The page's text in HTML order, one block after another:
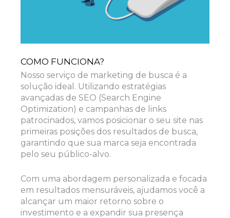
COMO FUNCIONA?
Nosso serviço de marketing de busca é a
solução ideal. Utilizando estratégias
avançadas de SEO (Search Engine
Optimization) e campanhas de links
patrocinados, vamos posicionar o seu site nas
primeiras posições dos resultados de busca,
garantindo que sua marca seja encontrada
pelo seu público-alvo.
Com uma abordagem personalizada e focada
em resultados mensuráveis, ajudamos você a
alcançar um maior retorno sobre o
investimento e a expandir sua presença